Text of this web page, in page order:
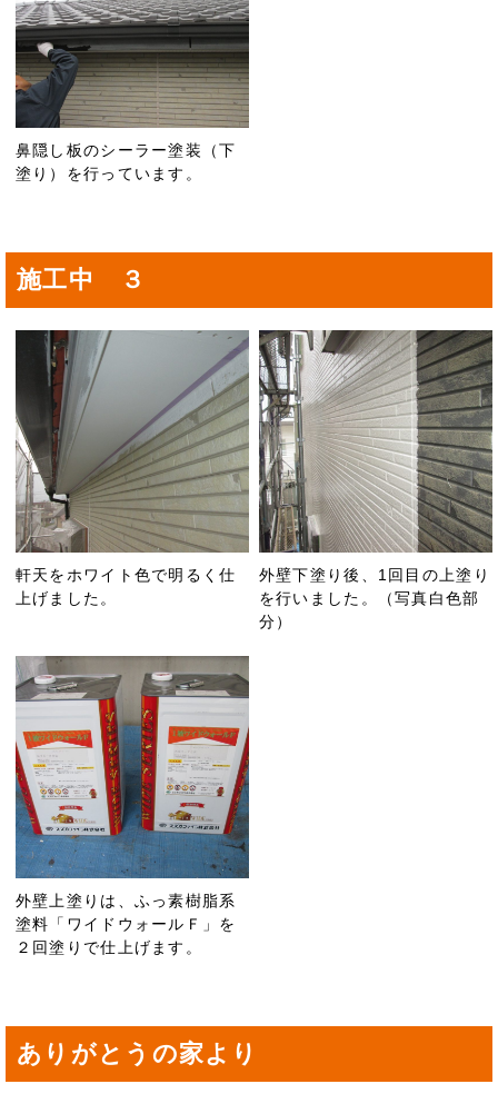
鼻隠し板のシーラー塗装（下
塗り）を行っています。
施工中 ３
軒天をホワイト色で明るく仕
上げました。
外壁下塗り後、1回目の上塗り
を行いました。（写真白色部
分）
外壁上塗りは、ふっ素樹脂系
塗料「ワイドウォールＦ」を
２回塗りで仕上げます。
ありがとうの家より